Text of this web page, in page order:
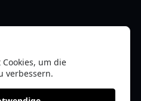
um die
verbessern.